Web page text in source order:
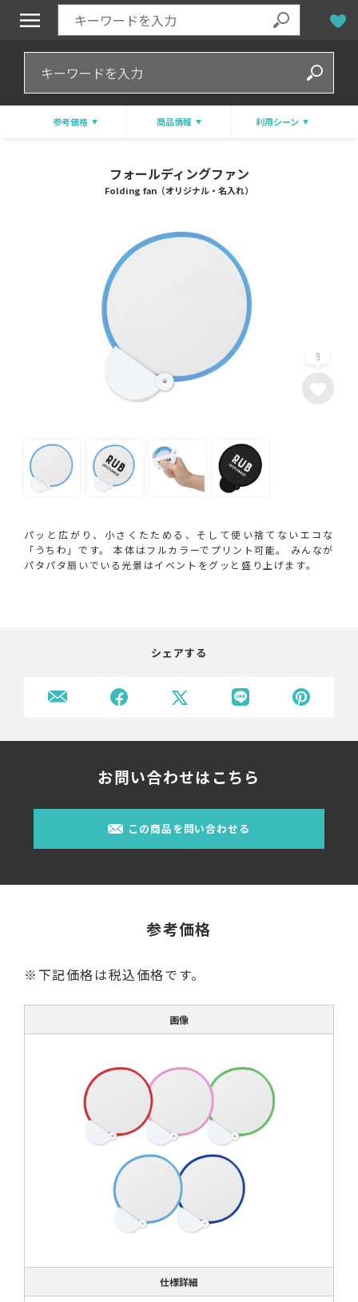
参考価格 商品情報 利用シーン
フォールディングファン
Folding fan（オリジナル・名入れ）
9
パッと広がり、小さくたためる、そして使い捨てないエコな
「うちわ」です。 本体はフルカラーでプリント可能。 みんなが
パタパタ扇いでいる光景はイベントをグッと盛り上げます。
シェアする
お問い合わせはこちら
この商品を問い合わせる
参考価格
※下記価格は税込価格です。
画像
仕様詳細